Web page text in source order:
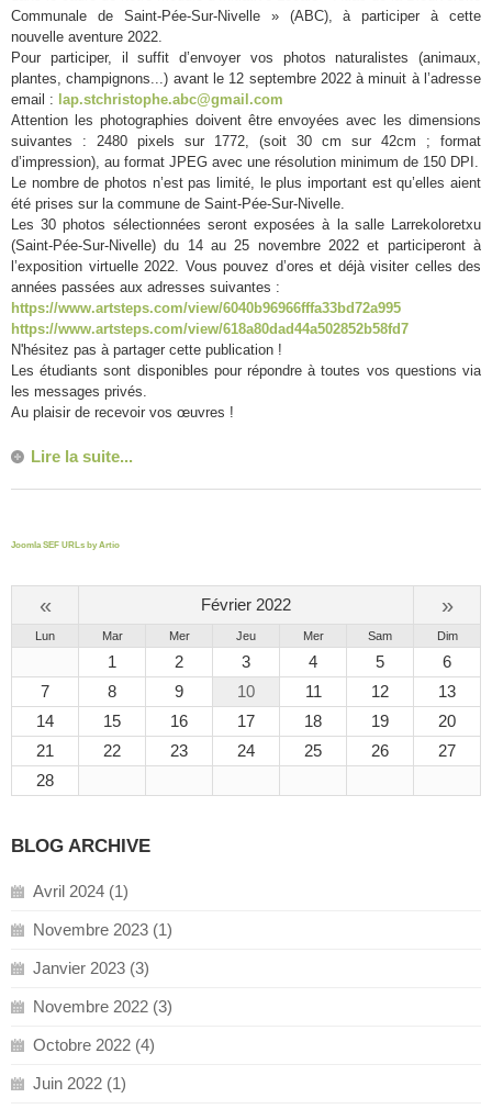
Communale de Saint-Pée-Sur-Nivelle » (ABC), à participer à cette
nouvelle aventure 2022.
Pour participer, il suffit d’envoyer vos photos naturalistes (animaux,
plantes, champignons...) avant le 12 septembre 2022 à minuit à l’adresse
email : lap.stchristophe.abc@gmail.com
Attention les photographies doivent être envoyées avec les dimensions
suivantes : 2480 pixels sur 1772, (soit 30 cm sur 42cm ; format
d’impression), au format JPEG avec une résolution minimum de 150 DPI.
Le nombre de photos n’est pas limité, le plus important est qu’elles aient
été prises sur la commune de Saint-Pée-Sur-Nivelle.
Les 30 photos sélectionnées seront exposées à la salle Larrekoloretxu
(Saint-Pée-Sur-Nivelle) du 14 au 25 novembre 2022 et participeront à
l’exposition virtuelle 2022. Vous pouvez d’ores et déjà visiter celles des
années passées aux adresses suivantes :
https://www.artsteps.com/view/6040b96966fffa33bd72a995
https://www.artsteps.com/view/618a80dad44a502852b58fd7
N'hésitez pas à partager cette publication !
Les étudiants sont disponibles pour répondre à toutes vos questions via
les messages privés.
Au plaisir de recevoir vos œuvres !
Lire la suite...
Joomla SEF URLs by Artio
« Février 2022 »
Lun Mar Mer Jeu Mer Sam Dim
1 2 3 4 5
6
7
8 9 10 11 12
13
14
15 16 17 18 19
20
21
22 23 24 25 26
27
28
BLOG ARCHIVE
Avril 2024 (1)
Novembre 2023 (1)
Janvier 2023 (3)
Novembre 2022 (3)
Octobre 2022 (4)
Juin 2022 (1)